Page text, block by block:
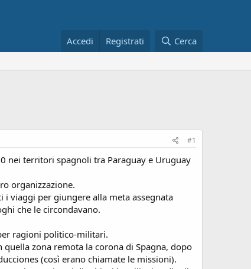
Accedi Registrati Cerca
#1
nei territori spagnoli tra Paraguay e Uruguay
organizzazione.
i viaggi per giungere alla meta assegnata
che le circondavano.
ragioni politico-militari.
zona remota la corona di Spagna, dopo
(così erano chiamate le missioni).